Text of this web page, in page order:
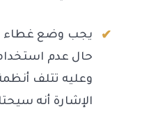
يجب وضع
حال عدم
وعليه تتلف
الإشارة أنه